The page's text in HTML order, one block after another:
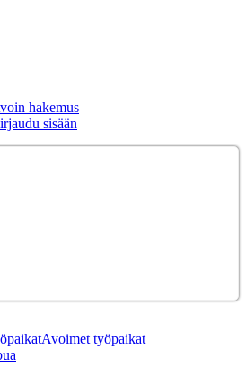
hakemus
sisään
Avoimet työpaikat